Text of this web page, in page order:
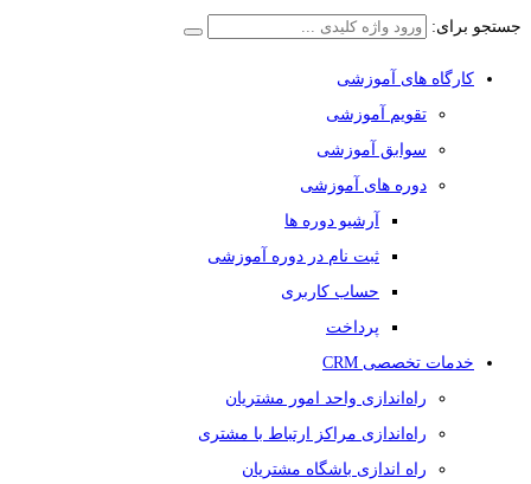
جستجو برای:
کارگاه های آموزشی
تقویم آموزشی
سوابق آموزشی
دوره های آموزشی
آرشیو دوره ها
ثبت نام در دوره آموزشی
حساب کاربری
پرداخت
خدمات تخصصی CRM
راه‌اندازی واحد امور مشتریان
راه‌اندازی مراکز ارتباط با مشتری
راه اندازی باشگاه مشتریان